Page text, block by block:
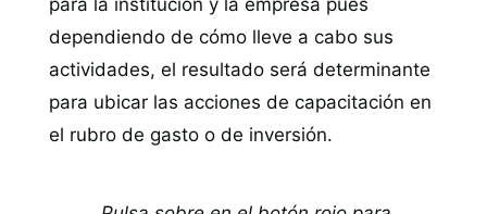
dependiendo de cómo lleve a cabo sus
actividades, el resultado será determinante
para ubicar las acciones de capacitación en
el rubro de gasto o de inversión.